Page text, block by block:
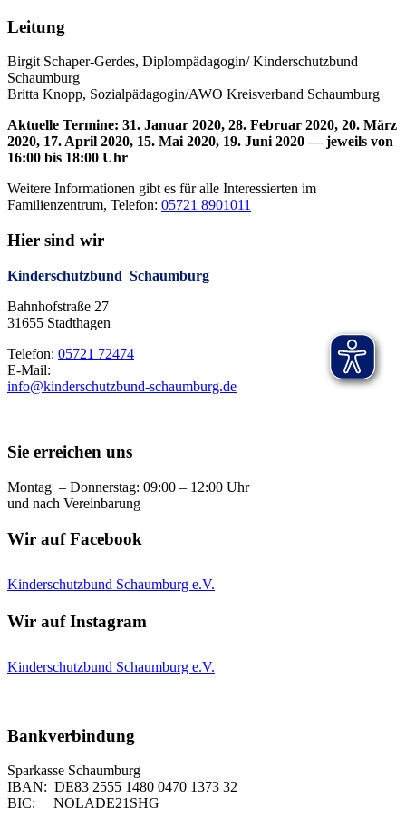
Leitung
Birgit Schaper-Gerdes, Diplompädagogin/ Kinderschutzbund
Schaumburg
Britta Knopp, Sozialpädagogin/AWO Kreisverband Schaumburg
Aktuelle Termine: 31. Januar 2020, 28. Februar 2020, 20. März
2020, 17. April 2020, 15. Mai 2020, 19. Juni 2020 — jeweils von
16:00 bis 18:00 Uhr
Weitere Informationen gibt es für alle Interessierten im
Familienzentrum, Telefon: 05721 8901011
Hier sind wir
Kinderschutzbund Schaumburg
Bahnhofstraße 27
31655 Stadthagen
Telefon: 05721 72474
E-Mail:
info@kinderschutzbund-schaumburg.de
Sie erreichen uns
Montag – Donnerstag: 09:00 – 12:00 Uhr
und nach Vereinbarung
Wir auf Facebook
Kinderschutzbund Schaumburg e.V.
Wir auf Instagram
Kinderschutzbund Schaumburg e.V.
Bankverbindung
Sparkasse Schaumburg
IBAN: DE83 2555 1480 0470 1373 32
BIC: NOLADE21SHG